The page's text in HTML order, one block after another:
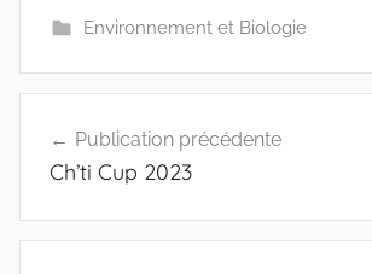
Environnement et Biologie
de
Publication précédente
Ch’ti Cup 2023